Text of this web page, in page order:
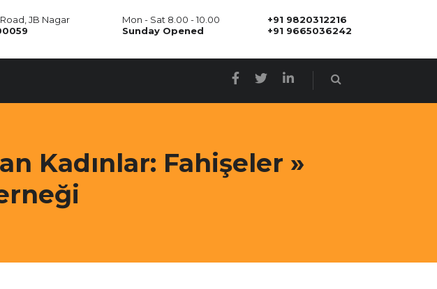
+91 9820312216
+91 9665036242
Mon - Sat 8.00 - 10.00
Sunday Opened
JB Nagar
Kadınlar: Fahişeler »